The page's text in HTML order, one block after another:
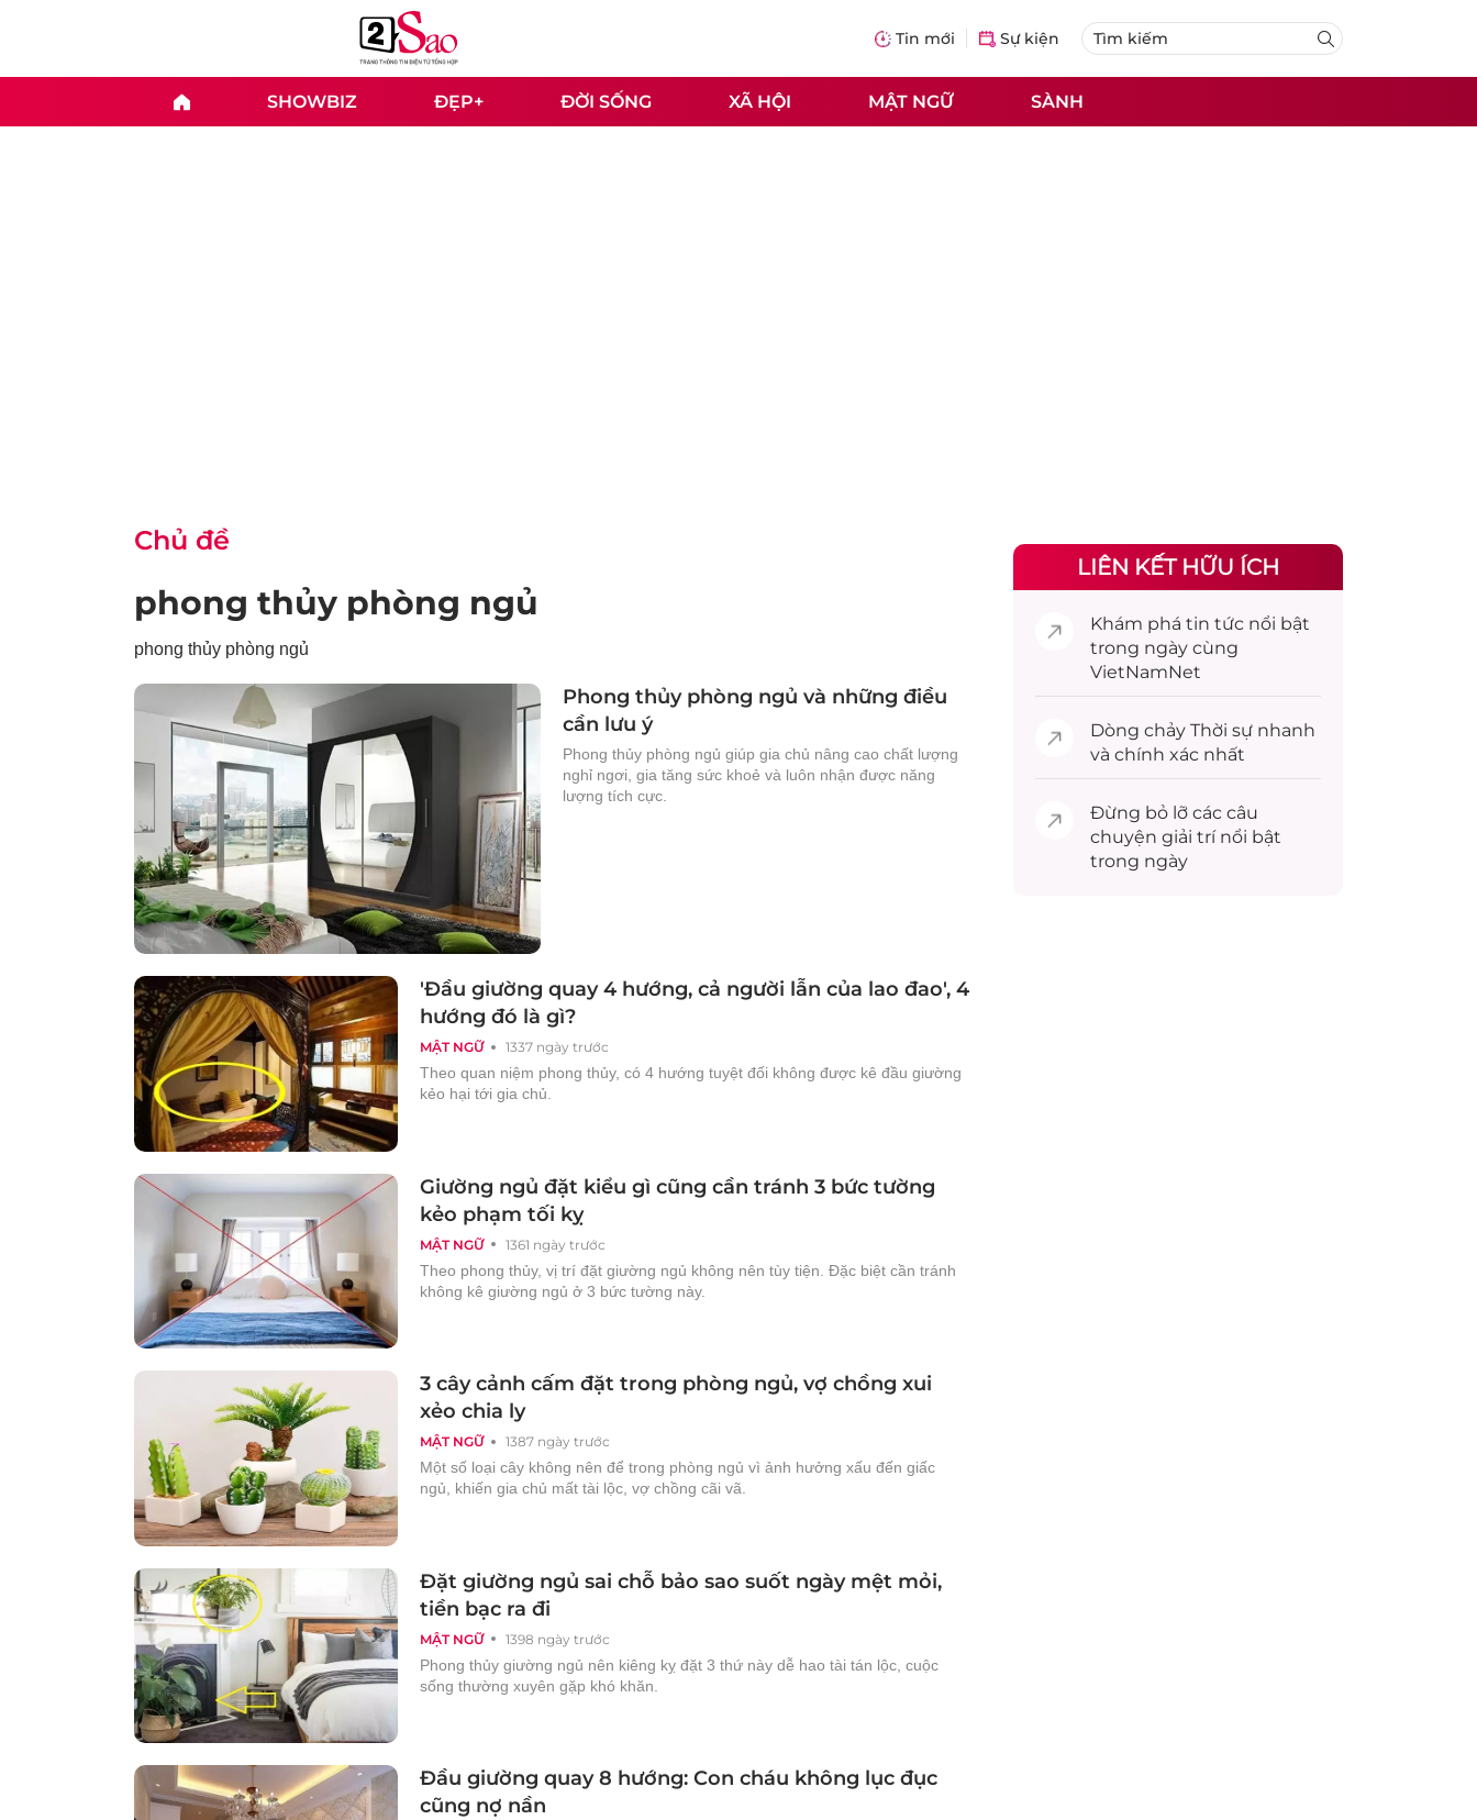
Tin mới Sự kiện
SHOWBIZ ĐẸP+ ĐỜI SỐNG XÃ HỘI MẬT NGỮ SÀNH
Chủ đề
phong thủy phòng ngủ
phong thủy phòng ngủ
Phong thủy phòng ngủ và những điều
cần lưu ý
Phong thủy phòng ngủ giúp gia chủ nâng cao chất lượng
nghỉ ngơi, gia tăng sức khoẻ và luôn nhận được năng
lượng tích cực.
MẬT NGỮ 1337 ngày trước
'Đầu giường quay 4 hướng, cả người lẫn của lao đao', 4
hướng đó là gì?
Theo quan niệm phong thủy, có 4 hướng tuyệt đối không được kê đầu giường
kẻo hại tới gia chủ.
MẬT NGỮ 1361 ngày trước
Giường ngủ đặt kiểu gì cũng cần tránh 3 bức tường
kẻo phạm tối kỵ
Theo phong thủy, vị trí đặt giường ngủ không nên tùy tiện. Đặc biệt cần tránh
không kê giường ngủ ở 3 bức tường này.
MẬT NGỮ 1387 ngày trước
3 cây cảnh cấm đặt trong phòng ngủ, vợ chồng xui
xẻo chia ly
Một số loại cây không nên để trong phòng ngủ vì ảnh hưởng xấu đến giấc
ngủ, khiến gia chủ mất tài lộc, vợ chồng cãi vã.
MẬT NGỮ 1398 ngày trước
Đặt giường ngủ sai chỗ bảo sao suốt ngày mệt mỏi,
tiền bạc ra đi
Phong thủy giường ngủ nên kiêng kỵ đặt 3 thứ này dễ hao tài tán lộc, cuộc
sống thường xuyên gặp khó khăn.
Đầu giường quay 8 hướng: Con cháu không lục đục
cũng nợ nần
LIÊN KẾT HỮU ÍCH
Khám phá tin tức nổi bật
trong ngày cùng
VietNamNet
Dòng chảy Thời sự nhanh
và chính xác nhất
Đừng bỏ lỡ các câu
chuyện giải trínổi bật
trong ngày